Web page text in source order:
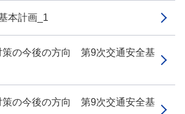
本計画_1
策の今後の方向 第9次交通安全基
策の今後の方向 第9次交通安全基